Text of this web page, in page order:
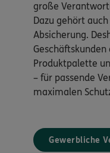
große
Dazu gehört
Absicherung.
Produktpalette
– für passende
maximalen
Gewerbliche